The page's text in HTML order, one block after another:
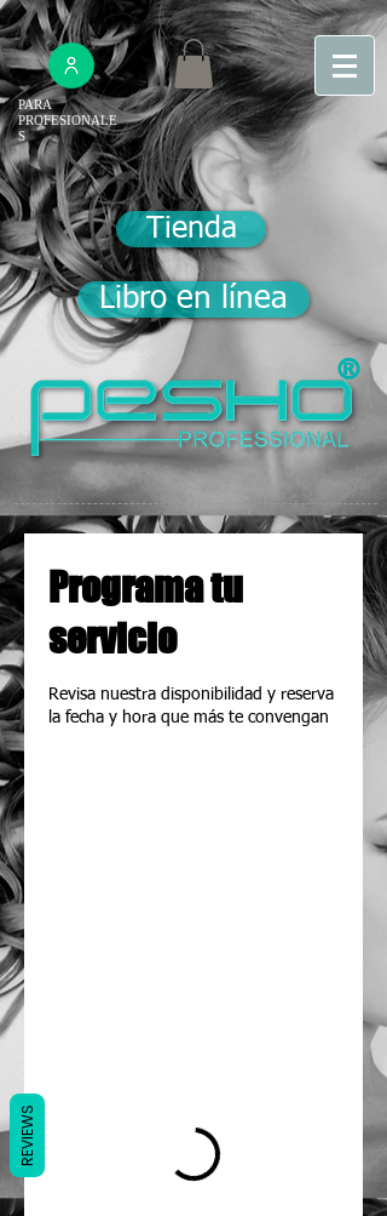
PARA
PROFESIONALE
S
Tienda
Libro en línea
®
Programa tu
servicio
Revisa nuestra disponibilidad y reserva
la fecha y hora que más te convengan
REVIEWS